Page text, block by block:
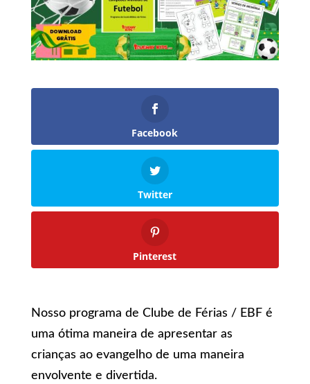
Facebook
Twitter
Pinterest
Nosso programa de Clube de Férias / EBF é
uma ótima maneira de apresentar as
crianças ao evangelho de uma maneira
envolvente e divertida.